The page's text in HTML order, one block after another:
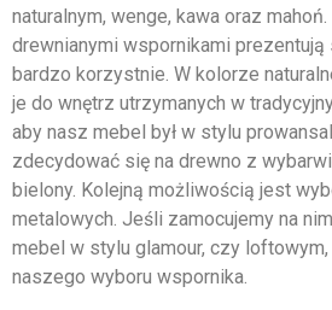
naturalnym, wenge, kawa oraz mahoń.
drewnianymi wspornikami prezentują
bardzo korzystnie. W kolorze
je do wnętrz utrzymanych w
aby nasz mebel był w stylu
zdecydować się na drewno z
bielony. Kolejną możliwością jest
metalowych. Jeśli zamocujemy na
mebel w stylu glamour, czy
naszego wyboru wspornika.